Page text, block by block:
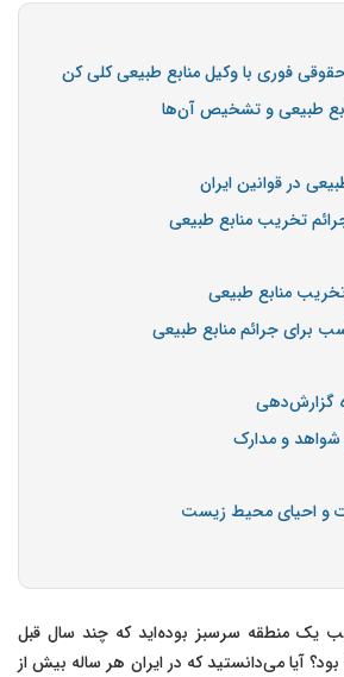
فوری با وکیل منابع طبیعی کلی کن
طبیعی و تشخیص آن‌ها
در قوانین ایران
تخریب منابع طبیعی
منابع طبیعی
برای جرائم منابع طبیعی
گزارش‌دهی
و مدارک
و احیای محیط زیست
یک منطقه سرسبز بوده‌اید که چند سال قبل
آیا می‌دانستید که در ایران هر ساله بیش از